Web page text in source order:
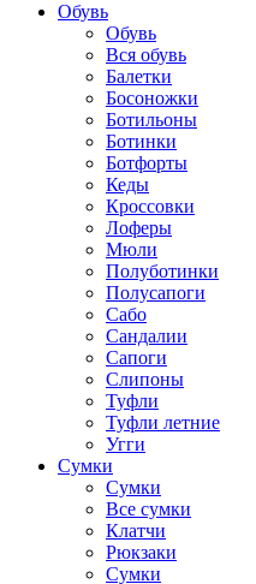
Обувь
Обувь
Вся обувь
Балетки
Босоножки
Ботильоны
Ботинки
Ботфорты
Кеды
Кроссовки
Лоферы
Мюли
Полуботинки
Полусапоги
Сабо
Сандалии
Сапоги
Слипоны
Туфли
Туфли летние
Угги
Сумки
Сумки
Все сумки
Клатчи
Рюкзаки
Сумки